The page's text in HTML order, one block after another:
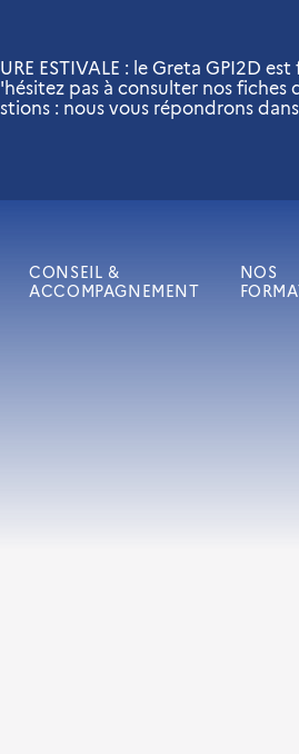
ESTIVALE : le Greta GPI2D
pas à consulter nos
: nous vous répondrons
CONSEIL &
ACCOMPAGNEMENT
NOS